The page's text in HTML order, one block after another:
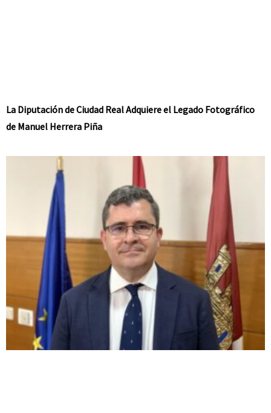
La Diputación de Ciudad Real Adquiere el Legado Fotográfico
de Manuel Herrera Piña